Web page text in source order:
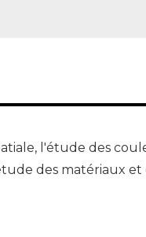
l'étude des
des matériaux et